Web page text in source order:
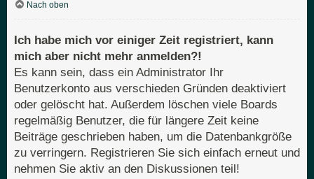
Nach oben
Ich habe mich vor einiger Zeit registriert, kann
mich aber nicht mehr anmelden?!
Es kann sein, dass ein Administrator Ihr
Benutzerkonto aus verschieden Gründen deaktiviert
oder gelöscht hat. Außerdem löschen viele Boards
regelmäßig Benutzer, die für längere Zeit keine
Beiträge geschrieben haben, um die Datenbankgröße
zu verringern. Registrieren Sie sich einfach erneut und
nehmen Sie aktiv an den Diskussionen teil!